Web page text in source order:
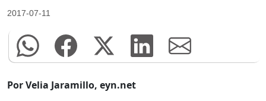
2017-07-11
Por Velia Jaramillo, eyn.net